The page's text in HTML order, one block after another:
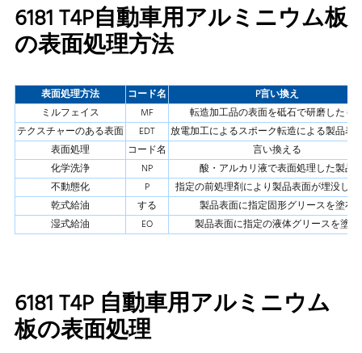
6181 T4P自動車用アルミニウム板
の表面処理方法
表面処理方法 コード名 P言い換え
ミルフェイス
MF
転造加工品の表面を砥石で研磨したも
テクスチャーのある表面
EDT
放電加工によるスポーク転造による製品表
表面処理
コード名
言い換える
化学洗浄
NP
酸・アルカリ液で表面処理した製品
不動態化
P
指定の前処理剤により製品表面が埋没し
乾式給油
する
製品表面に指定固形グリースを塗布
湿式給油
EO 製品表面に指定の液体グリースを塗布
6181 T4P 自動車用アルミニウム
板の表面処理